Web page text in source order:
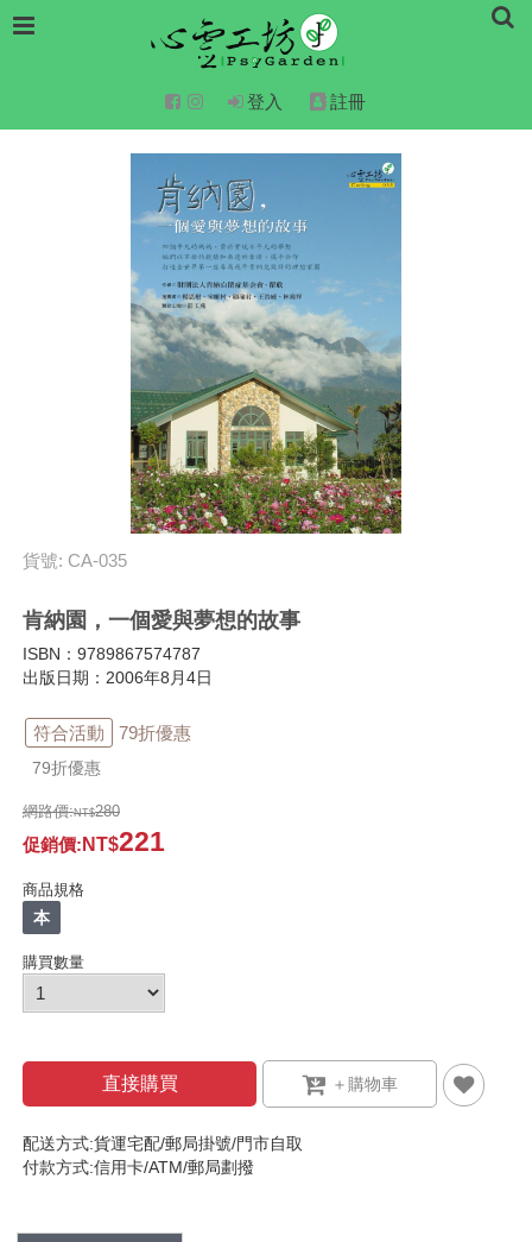
登入 註冊
貨號: CA-035
肯納園，一個愛與夢想的故事
ISBN：9789867574787
出版日期：2006年8月4日
符合活動 79折優惠
79折優惠
網路價: 280
促銷價: 221
商品規格
本
購買數量
直接購買
配送方式:貨運宅配/郵局掛號/門市自取
付款方式:信用卡/ATM/郵局劃撥